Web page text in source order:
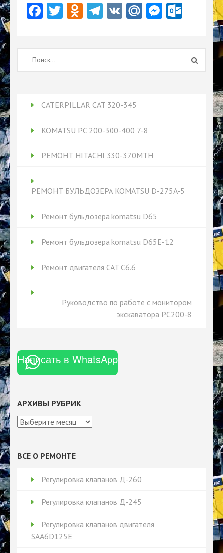
Facebook
Twitter
Odnoklassniki
Telegram
VK Mail.Ru
Найти:
CATERPILLAR CAT 320-345
KOMATSU PC 200-300-400 7-8
РЕМОНТ HITACHI 330-370MTH
РЕМОНТ БУЛЬДОЗЕРА KOMATSU D-275A-5
Ремонт бульдозера komatsu D65
Ремонт бульдозера komatsu D65Е-12
Ремонт двигателя CAT C6.6
Руководство по работе с монитором
экскаватора PC200-8
Написать в WhatsApp
АРХИВЫ РУБРИК
Архивы
ВСЕ О РЕМОНТЕ
Регулировка клапанов Д-260
Регулировка клапанов Д-245
Регулировка клапанов двигателя
SAA6D125E